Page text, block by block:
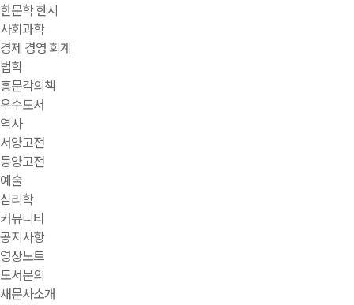
한문학 한시
사회과학
경제 경영 회계
법학
홍문각의책
우수도서
역사
서양고전
동양고전
예술
심리학
커뮤니티
공지사항
영상노트
도서문의
새문사소개